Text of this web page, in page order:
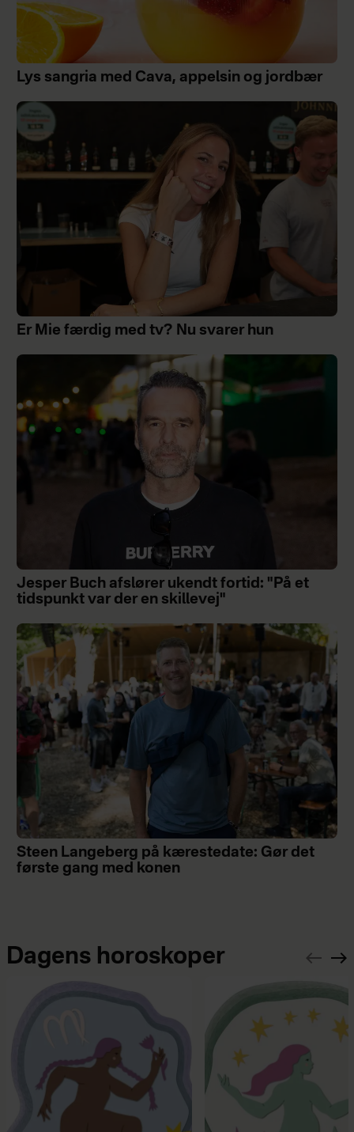
Lys sangria med Cava, appelsin og jordbær
Er Mie færdig med tv? Nu svarer hun
Jesper Buch afslører ukendt fortid: "På et
tidspunkt var der en skillevej"
Steen Langeberg på kærestedate: Gør det
første gang med konen
Dagens horoskoper